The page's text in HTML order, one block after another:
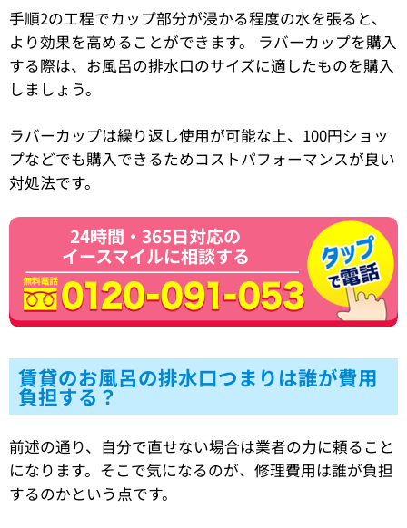
手順2の工程でカップ部分が浸かる程度の水を張ると、
より効果を高めることができます。 ラバーカップを購入
する際は、お風呂の排水口のサイズに適したものを購入
しましょう。
ラバーカップは繰り返し使用が可能な上、100円ショッ
プなどでも購入できるためコストパフォーマンスが良い
対処法です。
24時間・365日対応の
イースマイルに相談する
賃貸のお風呂の排水口つまりは誰が費用
負担する？
前述の通り、自分で直せない場合は業者の力に頼ること
になります。そこで気になるのが、修理費用は誰が負担
するのかという点です。